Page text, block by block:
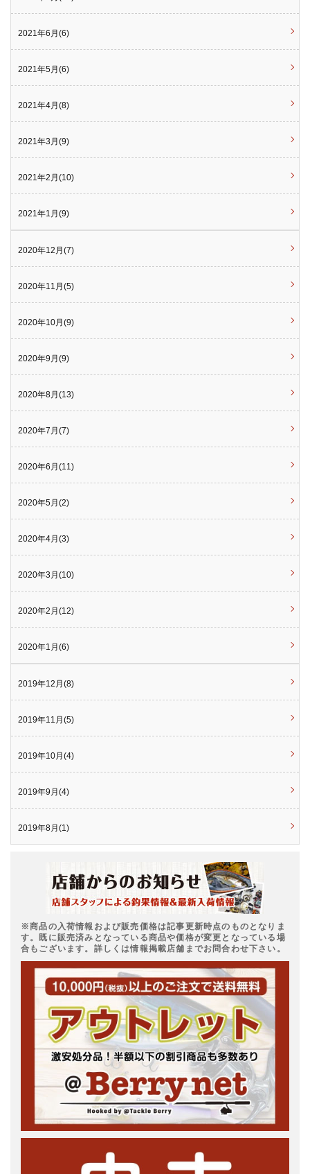
2021年6月(6)
2021年5月(6)
2021年4月(8)
2021年3月(9)
2021年2月(10)
2021年1月(9)
2020年12月(7)
2020年11月(5)
2020年10月(9)
2020年9月(9)
2020年8月(13)
2020年7月(7)
2020年6月(11)
2020年5月(2)
2020年4月(3)
2020年3月(10)
2020年2月(12)
2020年1月(6)
2019年12月(8)
2019年11月(5)
2019年10月(4)
2019年9月(4)
2019年8月(1)
※商品の入荷情報および販売価格は記事更新時点のものとなりま
す。既に販売済みとなっている商品や価格が変更となっている場
合もございます。詳しくは情報掲載店舗までお問合わせ下さい。